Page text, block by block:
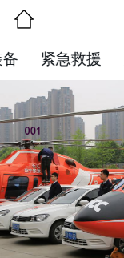
紧急救援